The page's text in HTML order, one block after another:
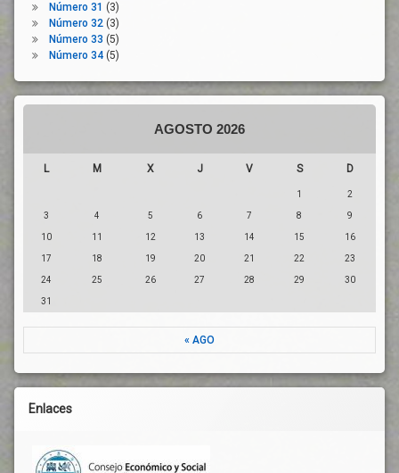
Número 31 (3)
Número 32(3)
Número 33 (5)
Número 34(5)
AGOSTO 2026
L M X J V S D
1 2
3 4 5 6 7 8 9
10 11 12 13 14 15 16
17 18 19 20 21 22 23
24 25 26 27 28 29 30
31
« AGO
Enlaces